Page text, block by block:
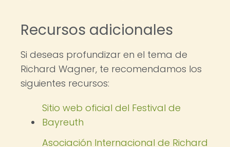
Recursos adicionales
Si deseas profundizar en el tema de
Richard Wagner, te recomendamos los
siguientes recursos:
Sitio web oficial del Festival de
Bayreuth
Asociación Internacional de Richard